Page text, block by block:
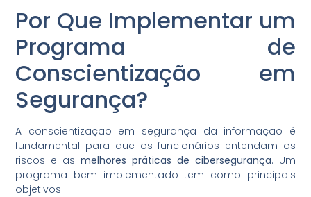
Por Que Implementar um
Programa de
Conscientização em
Segurança?
A conscientização em segurança da informação é
fundamental para que os funcionários entendam os
riscos e asmelhores práticas de cibersegurança. Um
programa bem implementado tem como principais
objetivos: